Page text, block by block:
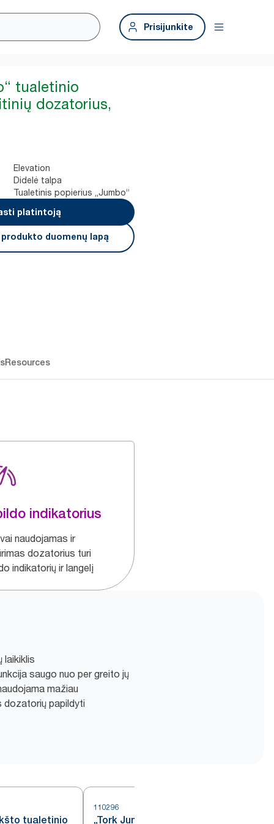
Prisijunkite
tualetinio
dozatorius,
Elevation
Didelė talpa
Tualetinis popierius „Jumbo“
platintoją
duomenų lapą
Resources
indikatorius
naudojamas ir
dozatorius turi
indikatorių ir langelį
laikiklis
saugo nuo per greito jų
mažiau
dozatorių papildyti
tualetinio
110296
„Tork Jumbo“ natūralios baltos